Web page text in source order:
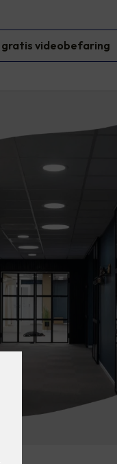
gratis videobefaring